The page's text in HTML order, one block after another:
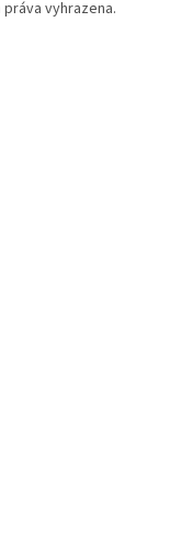
práva vyhrazena.